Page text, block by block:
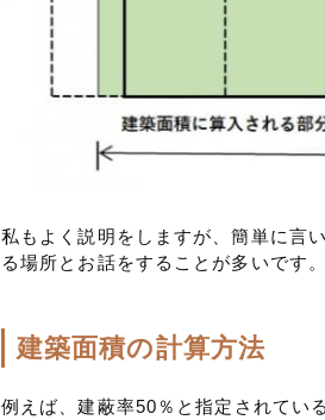
私もよく説明をしますが、簡単に言
る場所とお話をすることが多いです。
建築面積の計算方法
例えば、建蔽率50％と指定されてい